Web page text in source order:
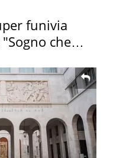
funivia
che si